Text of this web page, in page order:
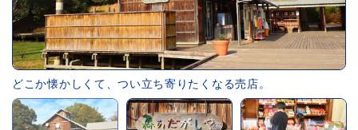
どこか懐かしくて、つい立ち寄りたくなる売店。